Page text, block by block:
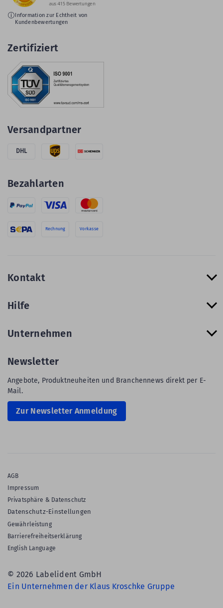
Information zur Echtheit von
Kundenbewertungen
Zertifiziert
Versandpartner
DHL
Bezahlarten
Rechnung Vorkasse
Kontakt
Hilfe
Unternehmen
Newsletter
Angebote, Produktneuheiten und Branchennews direkt per E-
Mail.
Zur Newsletter Anmeldung
AGB
Impressum
Privatsphäre & Datenschutz
Datenschutz-Einstellungen
Gewährleistung
Barrierefreiheitserklärung
English Language
© 2026 Labelident GmbH
Ein Unternehmen der Klaus Kroschke Gruppe